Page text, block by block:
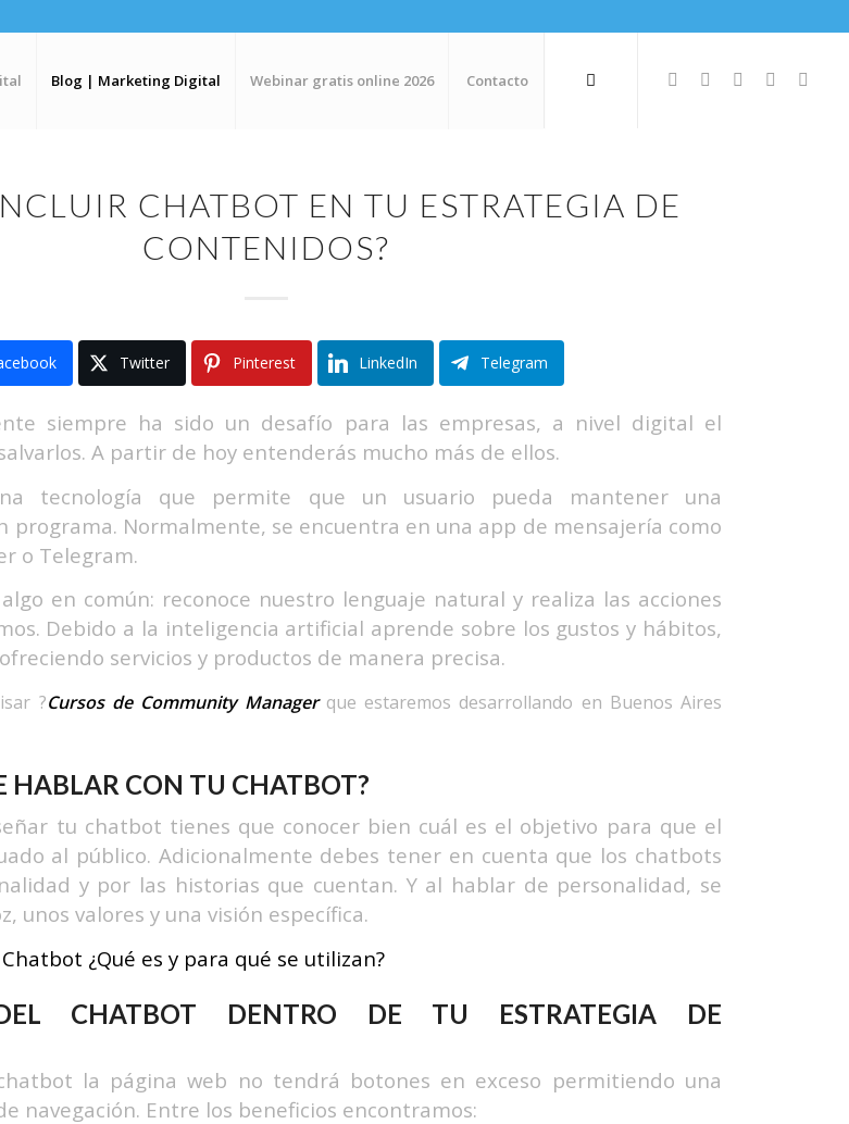
Blog | Marketing Digital Webinar gratis online 2026 Contacto
CHATBOT EN TU ESTRATEGIA DE
CONTENIDOS?
Twitter Pinterest LinkedIn Telegram
siempre ha sido un desafío para las empresas, a nivel digital el
A partir de hoy entenderás mucho más de ellos.
tecnología que permite que un usuario pueda mantener una
programa. Normalmente, se encuentra en una app de mensajería como
o Telegram.
en común: reconoce nuestro lenguaje natural y realiza las acciones
Debido a la inteligencia artificial aprende sobre los gustos y hábitos,
servicios y productos de manera precisa.
?Cursos de Community Managerque estaremos desarrollando en Buenos Aires
HABLAR CON TU CHATBOT?
tu chatbot tienes que conocer bien cuál es el objetivo para que el
al público. Adicionalmente debes tener en cuenta que los chatbots
y por las historias que cuentan. Y al hablar de personalidad, se
unos valores y una visión específica.
Chatbot ¿Qué es y para qué se utilizan?
CHATBOT DENTRO DE TU ESTRATEGIA DE
la página web no tendrá botones en exceso permitiendo una
navegación. Entre los beneficios encontramos: